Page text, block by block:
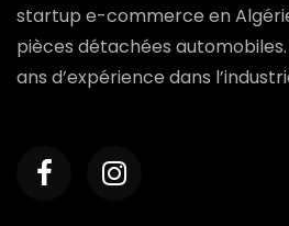
startup e-commerce en
pièces détachées automobiles.
ans d’expérience dans